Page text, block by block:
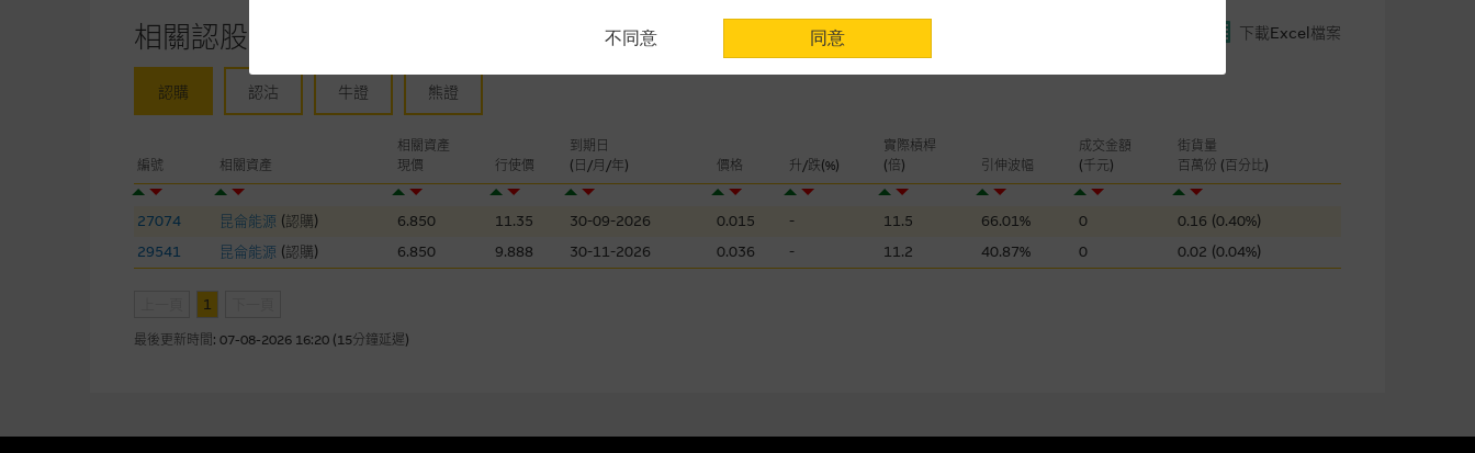
相關認股證/牛熊證 下載Excel檔案
認購 認沽 牛證 熊證
編號 相關資產
相關資產
現價
行使價
到期日
(日/月/年)
價格 升/跌(%)
實際槓桿
(倍)
引伸波幅
成交金額
(千元)
街貨量
百萬份 (百分比)
27074 昆侖能源 (認購) 6.850 11.35 30-09-2026 0.015 - 11.5 66.01% 0
0.16 (0.40%)
29541
昆侖能源 (認購) 6.850 9.888 30-11-2026 0.036 - 11.2 40.87% 0 0.02 (0.04%)
1
最後更新時間: 07-08-2026 16:20 (15分鐘延遲)
網站內容來自我們在所示日期時認為可靠之來源，且均以真誠提供。惟麥格理集團並無核實所有網站內容，故就閣下的目的而言，網站內容可能
未必完整或準確。麥格理集團不會，亦沒有義務更新網站內容，或修正任何其後變為明顯失實之地方。網站內容所載的意見、預測及其他資料可
予更改或刪除，而毋須作出通知。
任何指示價格報價、公開資料或分析是基於我們相信的假設及參數而預備的，不構成我們提出的意見。所用假設及參數並非唯一可以合理選擇到
的，因此並不保證該類報價單、公開資料或分析為準確、完整或合理。我們不作陳述，亦不保證任何所示的指示表現或回報將來會實現。過去業
績並不保證將來表現。網站內容來自我們在所示日期時認為可靠之來源，且均以真誠提供，然而，麥格理集團不作陳述，亦不保證網站內容在任
何用途上均完整、可靠、準確、合時或適合，亦不為資料的準確程度、完整性及合時性負上責任，除非這是有關適用的的法律及/或法規所規定。
網站內容不構成要約及徵求要約，或作為任何合約的根據，以購買或銷售任何證券、貸款或其他工具。網站內容由麥格理集團所準備的資料編製
在法律最大許可的情況下，麥格理集團及其任何相關公司或其董事、高層職員、僱員或代理人不作陳述，亦不保證網站內容，或任何與本網站相
本使用條款的所有方面均受香港法例管限。
不同意 同意